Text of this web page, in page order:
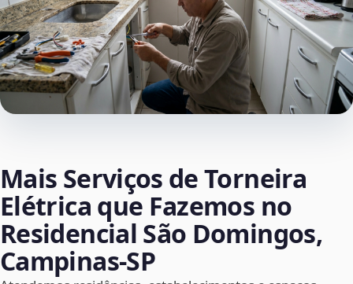
Mais Serviços de Torneira
Elétrica que Fazemos no
Residencial São Domingos,
Campinas‑SP